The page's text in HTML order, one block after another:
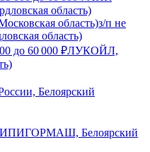
область)
область)з/п не
область)
до 60 000 ₽ЛУКОЙЛ,
Белоярский
Белоярский